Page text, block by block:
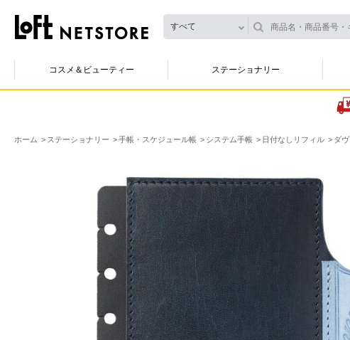
すべて
コスメ＆ビューティー ステーショナリー
ホーム ステーショナリー 手帳・スケジュール帳 システム手帳 日付なしリフィル ダ